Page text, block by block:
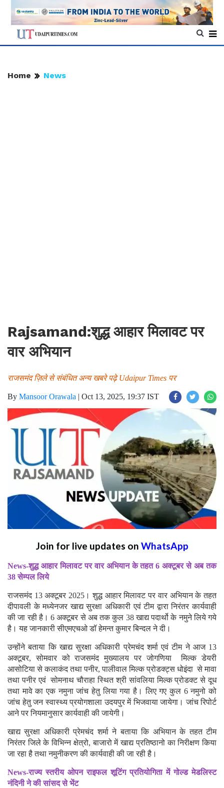
Home News
Rajsamand:शुद्ध आहार मिलावट पर
वार अभियान
राजसमंद ज़िले से संबंधित अन्य खबरे पढ़े Udaipur Times पर
By Mansoor Orawala | Oct 13, 2025, 19:37 IST
Join for live updates on WhatsApp
News-शुद्ध आहार मिलावट पर वार अभियान के तहत 6 अक्टूबर से अब तक
38 सेम्पल लिये
राजसमंद 13 अक्टूबर 2025। शुद्ध आहार मिलावट पर वार अभियान के तहत
दीपावली के मध्येनजर खाद्य सुरक्षा अधिकारी एवं टीम द्वारा निरंतर कार्यवाही
की जा रही है। 6 अक्टूबर से अब तक कुल 38 खाद्य पदार्थो के नमुने लिये गये
है। यह जानकारी सीएमएचओ डॉ हेमन्त कुमार बिन्दल ने दी।
उन्होंने बताया कि खाद्य सुरक्षा अधिकारी प्रेमचंद शर्मा एवं टीम ने आज 13
अक्टूबर, सोमवार को राजसमंद मुख्यालय पर जोगणिया मिल्क डेयरी
आसोटिया से कलाकंद तथा पनीर, पालीवाल मिल्क प्रोडक्ट्स धोइंदा से मावा
तथा पनीर एवं सोमनाथ चौराहा स्थित श्री सांवलिया मिल्क प्रोडक्ट से दूध
तथा मावे का एक नमुना जांच हेतु लिया गया है। लिए गए कुल 6 नमुनो को
जांच हेतु जन स्वास्थ्य प्रयोगशाला उदयपुर में भिजवाया जायेगा। जांच रिपोर्ट
आने पर नियमानुसार कार्यवाही की जायेगी।
खाद्य सुरक्षा अधिकारी प्रेमचंद शर्मा ने बताया कि अभियान के तहत टीम
निरंतर जिले के विभिन्न क्षेत्रो, बाजारो में खाद्य प्रतिष्ठानो का निरीक्षण किया
जा रहा है तथा नमुनीकरण की कार्यवाही की जा रही है।
News-राज्य स्तरीय ओपन राइफल शूटिंग प्रतियोगिता में गोल्ड मेडलिस्ट
नंदिनी ने की सांसद से भेंट